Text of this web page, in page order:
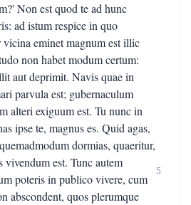
Non est quod te ad hunc
ad istum respice in quo
eminet magnum est illic
non habet modum certum:
aut deprimit. Navis quae in
parvula est; gubernaculum
alteri exiguum est. Tu nunc in
ipse te, magnus es. Quid agas,
dormias, quaeritur,
est. Tunc autem
poteris in publico vivere, cum
abscondent, quos plerumque
5